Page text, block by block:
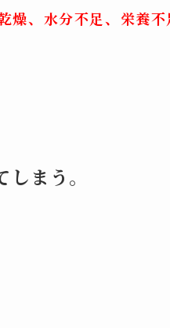
燥、水分不足、栄養不
まう。